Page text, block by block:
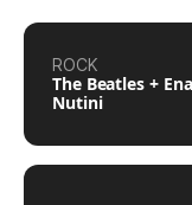
ROCK
The Beatles +
Nutini